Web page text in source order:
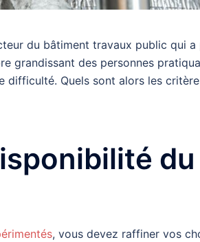
du bâtiment travaux public qui
grandissant des personnes
difficulté. Quels sont alors les
du
, vous devez raffiner vos